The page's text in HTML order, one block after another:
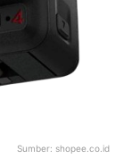
Sumber: shopee.co.id